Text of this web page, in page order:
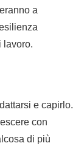
a
lavoro.
e capirlo.
con
di più